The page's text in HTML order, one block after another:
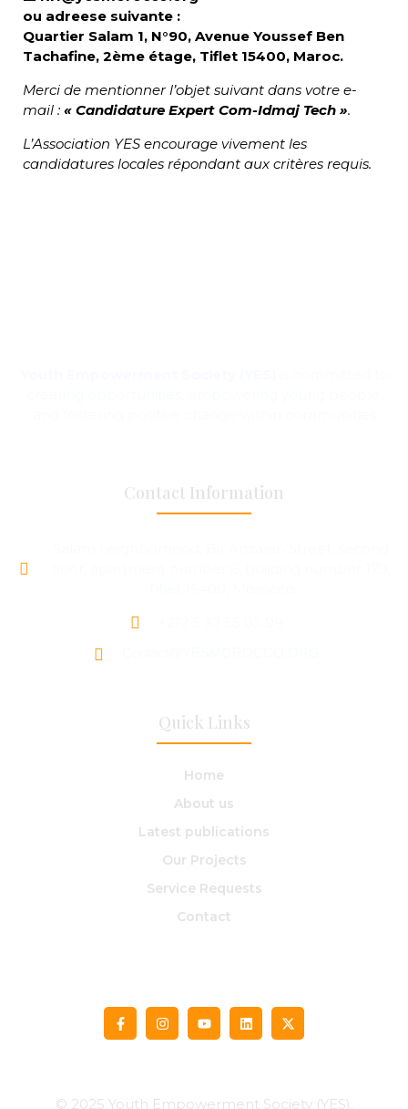
ou adreese suivante :
Quartier Salam 1, N°90, Avenue Youssef Ben
Tachafine, 2ème étage, Tiflet 15400, Maroc.
Merci de mentionner l’objet suivant dans votre e-
mail : « Candidature Expert Com-Idmaj Tech ».
L’Association YES encourage vivement les
candidatures locales répondant aux critères requis.
Contact Information
Quick Links
Home
About us​
Latest publications
Our Projects
Service Requests
Contact
© 2025 Youth Empowerment Society (YES).